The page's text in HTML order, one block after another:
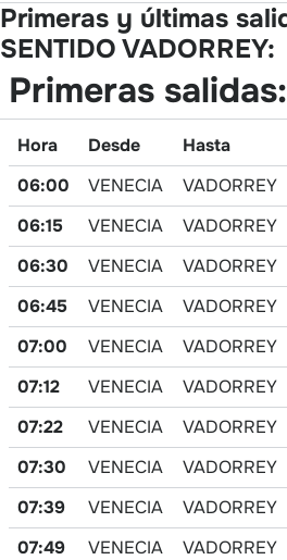
Primeras y últimas
SENTIDO VADORREY:
Primeras salidas:
Hora Desde
Hasta
06:00
VENECIA
VADORREY
06:15
VENECIA
VADORREY
06:30
VENECIA
VADORREY
06:45
VENECIA
VADORREY
07:00
VENECIA
VADORREY
07:12
VENECIA
VADORREY
07:22
VENECIA
VADORREY
07:30
VENECIA
VADORREY
07:39
VENECIA
VADORREY
07:49
VENECIA
VADORREY